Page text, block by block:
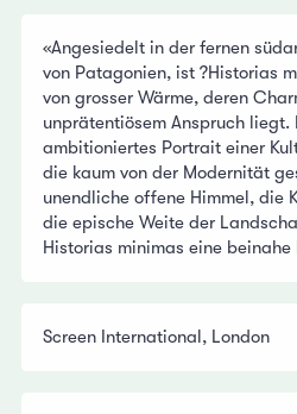
«Angesiedelt in der fernen
von Patagonien, ist ?Historias
von grosser Wärme, deren
unprätentiösem Anspruch liegt.
ambitioniertes Portrait einer
die kaum von der Modernität
unendliche offene Himmel, die
die epische Weite der
Historias minimas eine beinahe
Screen International, London